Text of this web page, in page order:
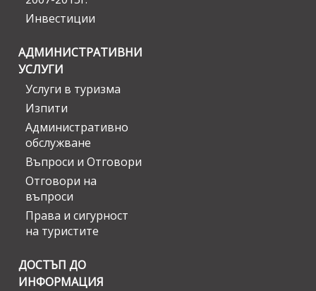
Инвестиции
АДМИНИСТРАТИВНИ
УСЛУГИ
Услуги в туризма
Изпити
Административно
обслужване
Въпроси и Отговори
Отговори на
въпроси
Права и сигурност
на туристите
ДОСТЪП ДО
ИНФОРМАЦИЯ